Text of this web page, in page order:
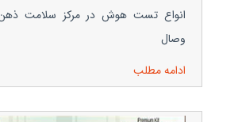
انواع تست هوش در مرکز سلامت
وصال
ادامه مطلب